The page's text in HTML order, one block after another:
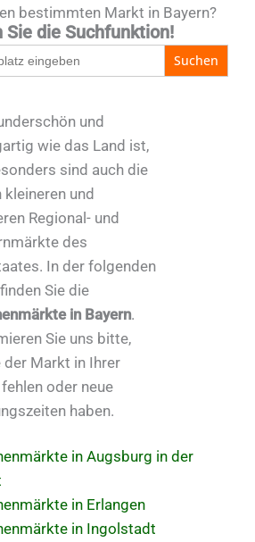
bestimmten Markt in Bayern?
Sie die Suchfunktion!
und
wie das Land ist,
sind auch die
kleineren und
Regional- und
des
In der folgenden
Sie die
in Bayern.
Sie uns bitte,
der Markt in Ihrer
oder neue
haben.
in Augsburg in der
in Erlangen
in Ingolstadt